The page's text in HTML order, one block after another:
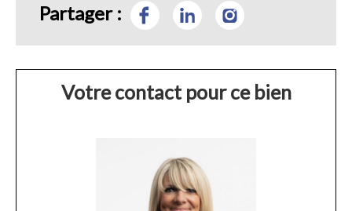
Partager :
Votre contact pour ce bien